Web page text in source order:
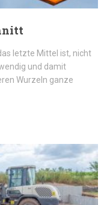
letzte Mittel ist, nicht
und damit
Wurzeln ganze